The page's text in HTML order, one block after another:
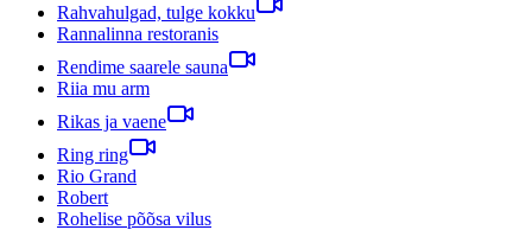
Rahvahulgad, tulge kokku
Rannalinna restoranis
Rendime saarele sauna
Riia mu arm
Rikas ja vaene
Ring ring
Rio Grand
Robert
Rohelise põõsa vilus